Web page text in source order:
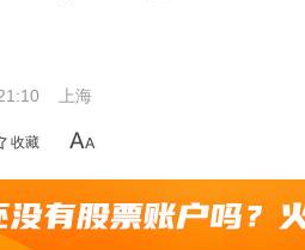
上海
收藏